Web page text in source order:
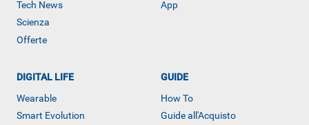
Tech News
Scienza
Offerte
App
DIGITAL LIFE
Wearable
Smart Evolution
GUIDE
How To
Guide all'Acquisto